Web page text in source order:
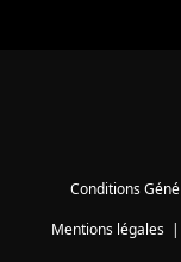
Conditions
Mentions légales|